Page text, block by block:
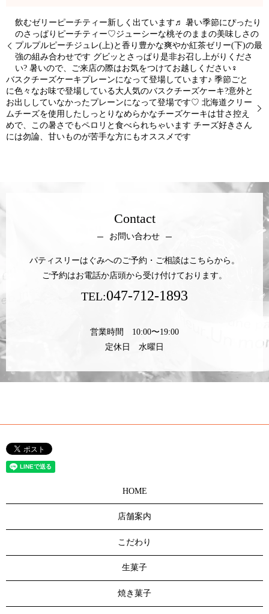
飲むゼリーピーチティー新しく出ています♬ 暑い季節にぴったり
のさっぱりピーチティー♡ジューシーな桃そのままの美味しさの
プルプルピーチジュレ(上)と香り豊かな爽やか紅茶ゼリー(下)の最
強の組み合わせです グビッとさっぱり是非お召し上がりくださ
い? 暑いので、ご来店の際はお気をつけてお越しください‍♀️
バスクチーズケーキプレーンになって登場しています♪ 季節ごと
に色々なお味で登場している大人気のバスクチーズケーキ?意外と
お出ししていなかったプレーンになって登場です♡ 北海道クリー
ムチーズを使用したしっとりなめらかなチーズケーキは甘さ控え
めで、この暑さでもペロリと食べられちゃいます チーズ好きさん
には勿論、甘いものが苦手な方にもオススメです
Contact
お問い合わせ
パティスリーはぐみへのご予約・ご相談はこちらから。
ご予約はお電話か店頭から受け付けております。
TEL:047-712-1893
営業時間 10:00〜19:00
定休日 水曜日
HOME
店舗案内
こだわり
生菓子
焼き菓子